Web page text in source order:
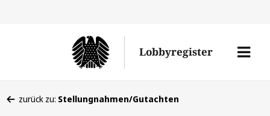
Lobbyregister
Menü
befinden
zurück zu: Stellungnahmen/Gutachten